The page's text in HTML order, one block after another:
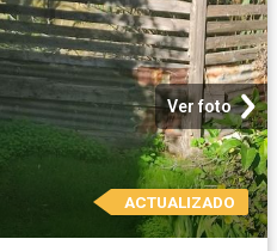
Ver foto
ACTUALIZADO